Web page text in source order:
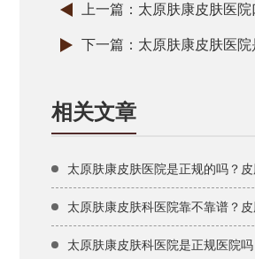
上一篇： 太原肤康皮肤医院
下一篇： 太原肤康皮肤医院
相关文章
太原肤康皮肤医院是正规的吗？
太原肤康皮肤科医院靠不靠谱？
太原肤康皮肤科医院是正规医院